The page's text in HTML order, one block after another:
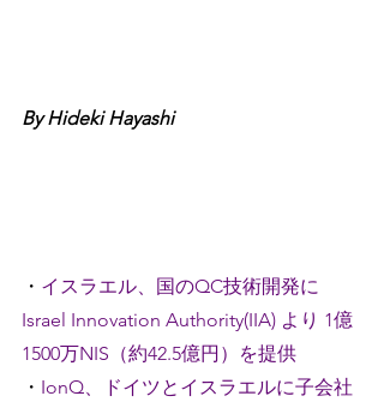
By Hideki Hayashi
・ イスラエル、国のQC技術開発に
Israel Innovation Authority(IIA) より 1億
1500万NIS（約42.5億円）を提供
・ IonQ、ドイツとイスラエルに子会社